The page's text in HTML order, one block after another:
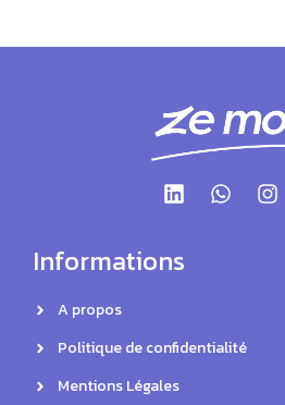
Informations
A propos
Politique de confidentialité
Mentions Légales